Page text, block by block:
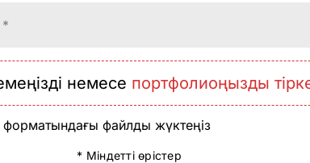
*
немесе портфолиоңызды
файлды жүктеңіз
* Міндетті өрістер